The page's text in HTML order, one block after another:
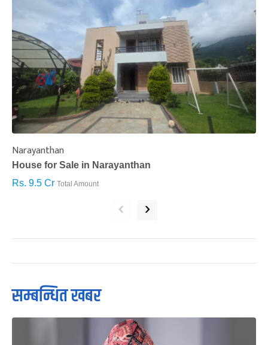
Narayanthan
House for Sale in Narayanthan
Rs. 9.5 Cr Total Amount
‹ ›
सम्बन्धित खबर